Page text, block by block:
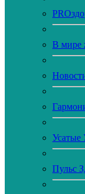
В мире
Пульс